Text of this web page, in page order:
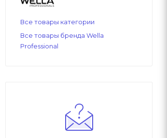
Все товары категории
Все товары бренда Wella
Professional